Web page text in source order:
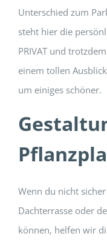
Unterschied zum
steht hier die
PRIVAT und
einem tollen
um einiges schöner.
Wenn du nicht
Dachterrasse oder
können, helfen wir